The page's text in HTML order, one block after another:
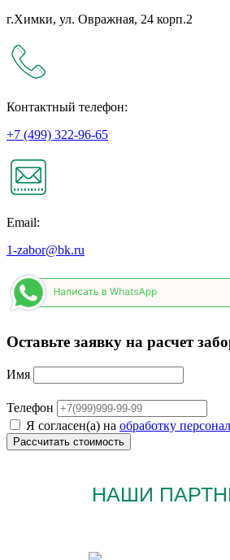
г.Химки, ул. Овражная, 24 корп.2
Контактный телефон:
+7 (499) 322-96-65
Email:
1-zabor@bk.ru
Оставьте заявку на расчет
Имя
Телефон
Я согласен(а) на обработку
НАШИ